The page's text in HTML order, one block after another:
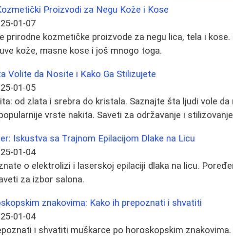
Proizvodi za Negu Kože i Kose
01-07
prirodne kozmetičke proizvode za negu lica, tela i kose.
kože, masne kose i još mnogo toga.
Volite da Nosite i Kako Ga Stilizujete
01-05
od zlata i srebra do kristala. Saznajte šta ljudi vole da
vrste nakita. Saveti za održavanje i
Iskustva sa Trajnom Epilacijom Dlake na Licu
01-04
o elektrolizi i laserskoj epilaciji dlaka na licu.
za izbor salona.
znakovima: Kako ih prepoznati i shvatiti
01-04
i shvatiti muškarce po horoskopskim